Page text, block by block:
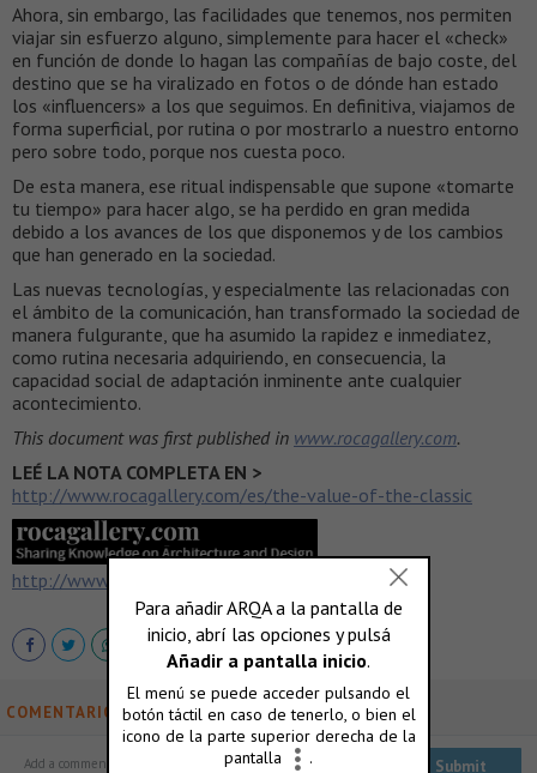
Ahora, sin embargo, las facilidades que tenemos, nos permiten
viajar sin esfuerzo alguno, simplemente para hacer el «check»
en función de donde lo hagan las compañías de bajo coste, del
destino que se ha viralizado en fotos o de dónde han estado
los «influencers» a los que seguimos. En definitiva, viajamos de
forma superficial, por rutina o por mostrarlo a nuestro entorno
pero sobre todo, porque nos cuesta poco.
De esta manera, ese ritual indispensable que supone «tomarte
tu tiempo» para hacer algo, se ha perdido en gran medida
debido a los avances de los que disponemos y de los cambios
que han generado en la sociedad.
Las nuevas tecnologías, y especialmente las relacionadas con
el ámbito de la comunicación, han transformado la sociedad de
manera fulgurante, que ha asumido la rapidez e inmediatez,
como rutina necesaria adquiriendo, en consecuencia, la
capacidad social de adaptación inminente ante cualquier
acontecimiento.
This document was first published in www.rocagallery.com.
LEÉ LA NOTA COMPLETA EN >
http://www.rocagallery.com/es/the-value-of-the-classic
http://www.rocagallery.com/es
COMENTARIOS